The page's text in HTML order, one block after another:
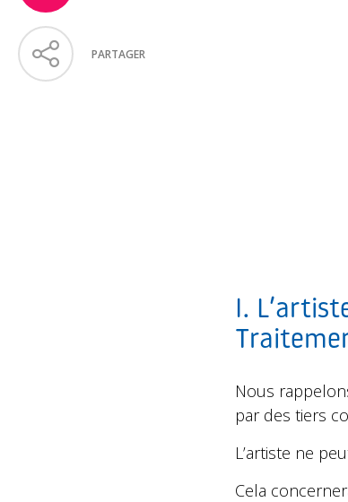
PARTAGER
I.
Nous
par des tiers
L’artiste ne
Cela